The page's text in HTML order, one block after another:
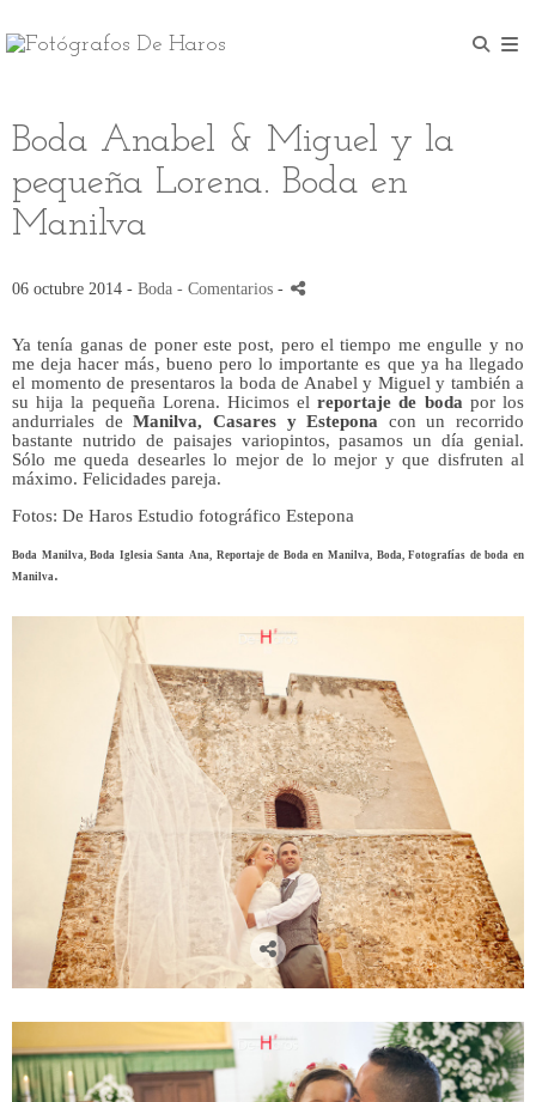
Boda Anabel & Miguel y la
pequeña Lorena. Boda en
Manilva
06 octubre 2014 - Boda - Comentarios -
Ya tenía ganas de poner este post, pero el tiempo me engulle y no
me deja hacer más, bueno pero lo importante es que ya ha llegado
el momento de presentaros la boda de Anabel y Miguel y también a
su hija la pequeña Lorena. Hicimos elreportaje de boda por los
andurriales deManilva, Casares y Estepona con un recorrido
bastante nutrido de paisajes variopintos, pasamos un día genial.
Sólo me queda desearles lo mejor de lo mejor y que disfruten al
máximo. Felicidades pareja.
Fotos: De Haros Estudio fotográfico Estepona
Boda Manilva, Boda Iglesia Santa Ana, Reportaje de Boda en Manilva, Boda, Fotografías de boda en
Manilva.